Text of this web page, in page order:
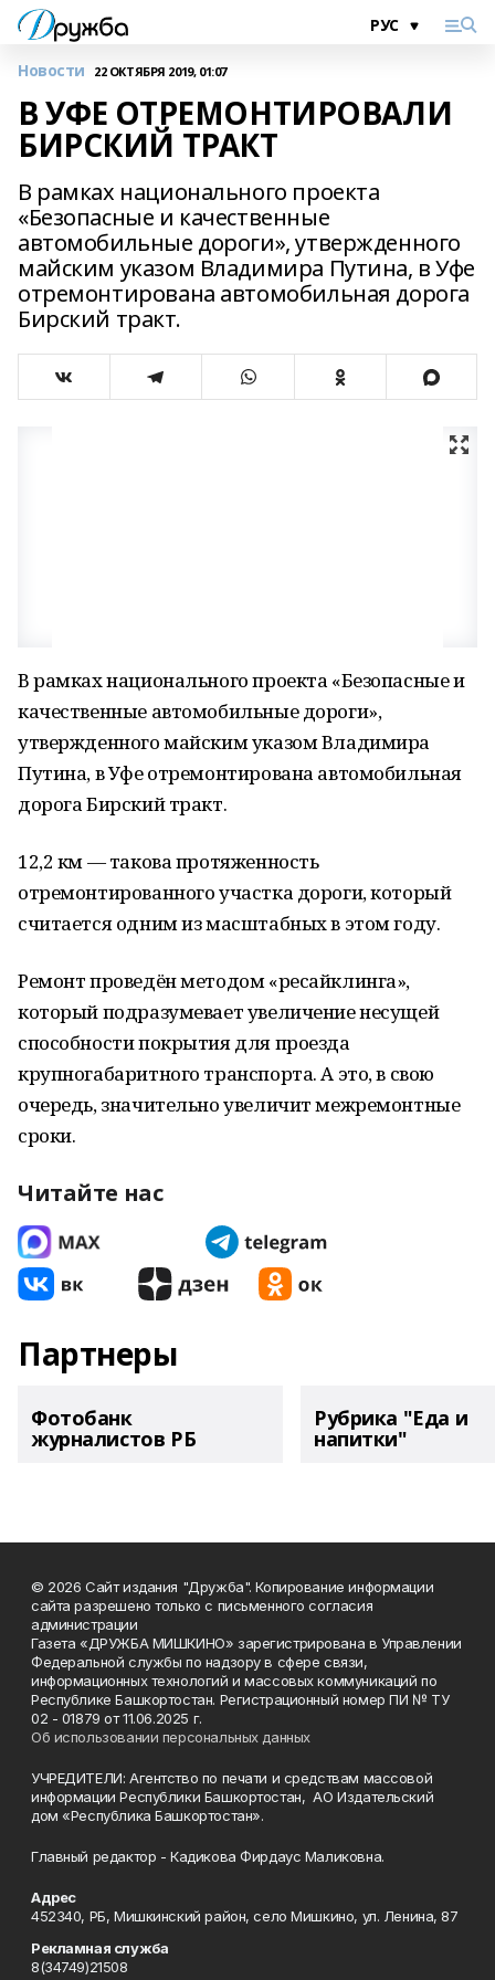
Новости 22 ОКТЯБРЯ 2019, 01:07
В УФЕ ОТРЕМОНТИРОВАЛИ
БИРСКИЙ ТРАКТ
В рамках национального проекта
«Безопасные и качественные
автомобильные дороги», утвержденного
майским указом Владимира Путина, в Уфе
отремонтирована автомобильная дорога
Бирский тракт.
В рамках национального проекта «Безопасные и
качественные автомобильные дороги»,
утвержденного майским указом Владимира
Путина, в Уфе отремонтирована автомобильная
дорога Бирский тракт.
12,2 км — такова протяженность
отремонтированного участка дороги, который
считается одним из масштабных в этом году.
Ремонт проведён методом «ресайклинга»,
который подразумевает увеличение несущей
способности покрытия для проезда
крупногабаритного транспорта. А это, в свою
очередь, значительно увеличит межремонтные
сроки.
Читайте нас
Партнеры
Фотобанк
журналистов РБ
Рубрика "Еда и
напитки"
© 2026 Сайт издания "Дружба". Копирование информации
сайта разрешено только с письменного согласия
администрации
Газета «ДРУЖБА МИШКИНО» зарегистрирована в Управлении
Федеральной службы по надзору в сфере связи,
информационных технологий и массовых коммуникаций по
Республике Башкортостан. Регистрационный номер ПИ № ТУ
02 - 01879 от 11.06.2025 г.
Об использовании персональных данных
УЧРЕДИТЕЛИ: Агентство по печати и средствам массовой
информации Республики Башкортостан, АО Издательский
дом «Республика Башкортостан».
Главный редактор - Кадикова Фирдаус Маликовна.
Адрес
452340, РБ, Мишкинский район, село Мишкино, ул. Ленина, 87
Рекламная служба
8(34749)21508